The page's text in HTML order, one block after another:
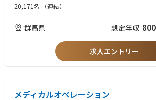
・海外製造場所への技術移転の経験
・CMCに関わるPJマネジメントの経験
・修士卒以上の学位
・海外赴任経験
20,171名 （連結）
群馬県 想定年収 800
求人エントリー
メディカルオペレーション